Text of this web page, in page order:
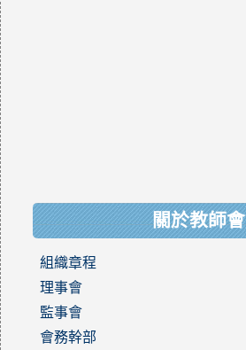
關於教師會
組織章程
理事會
監事會
會務幹部